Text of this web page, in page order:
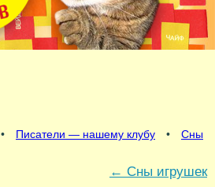
• Писатели — нашему клубу •
Сны
← Сны игрушек